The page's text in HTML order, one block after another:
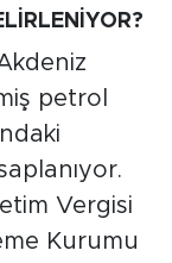
petrol
Vergisi
Kurumu